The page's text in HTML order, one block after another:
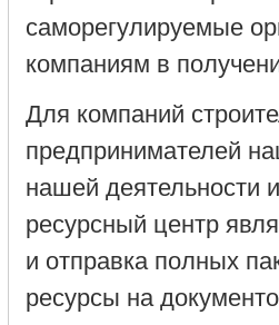
саморегулируемые
компаниям в
Для компаний
предпринимателей
нашей деятельности
ресурсный центр
и отправка полных
ресурсы на